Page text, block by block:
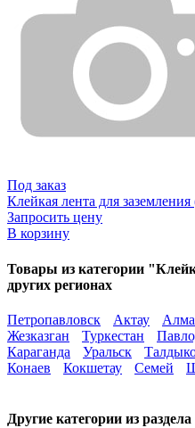
Под заказ
Клейкая лента для
Запросить цену
В корзину
Товары из категории
других регионах
Петропавловск Актау
Жезказган
Туркестан
Караганда
Уральск
Конаев
Кокшетау Семей
Другие категории из